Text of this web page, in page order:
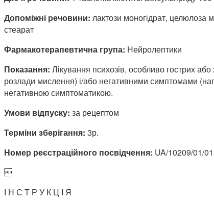
Допоміжні речовини: лактози моногідрат, целюлоза
стеарат
Фармакотерапевтична група: Нейролептики
Показання: Лікування психозів, особливо гострих
розлади мислення) і/або негативними симптомами
негативною симптоматикою.
Умови відпуску: за рецептом
Терміни зберігання: 3р.
Номер реєстраційного посвідчення: UA/10209/01/01

І Н С Т Р У К Ц І Я